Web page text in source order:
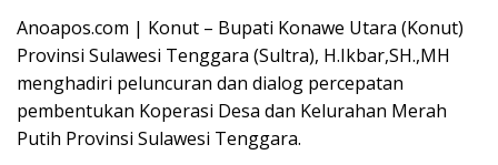
Anoapos.com | Konut – Bupati Konawe Utara (Konut)
Provinsi Sulawesi Tenggara (Sultra), H.Ikbar,SH.,MH
menghadiri peluncuran dan dialog percepatan
pembentukan Koperasi Desa dan Kelurahan Merah
Putih Provinsi Sulawesi Tenggara.